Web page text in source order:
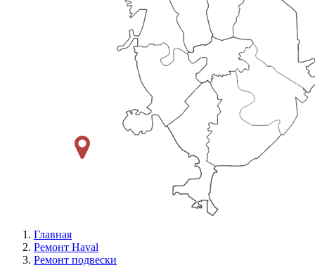
Главная
Ремонт Haval
Ремонт подвески